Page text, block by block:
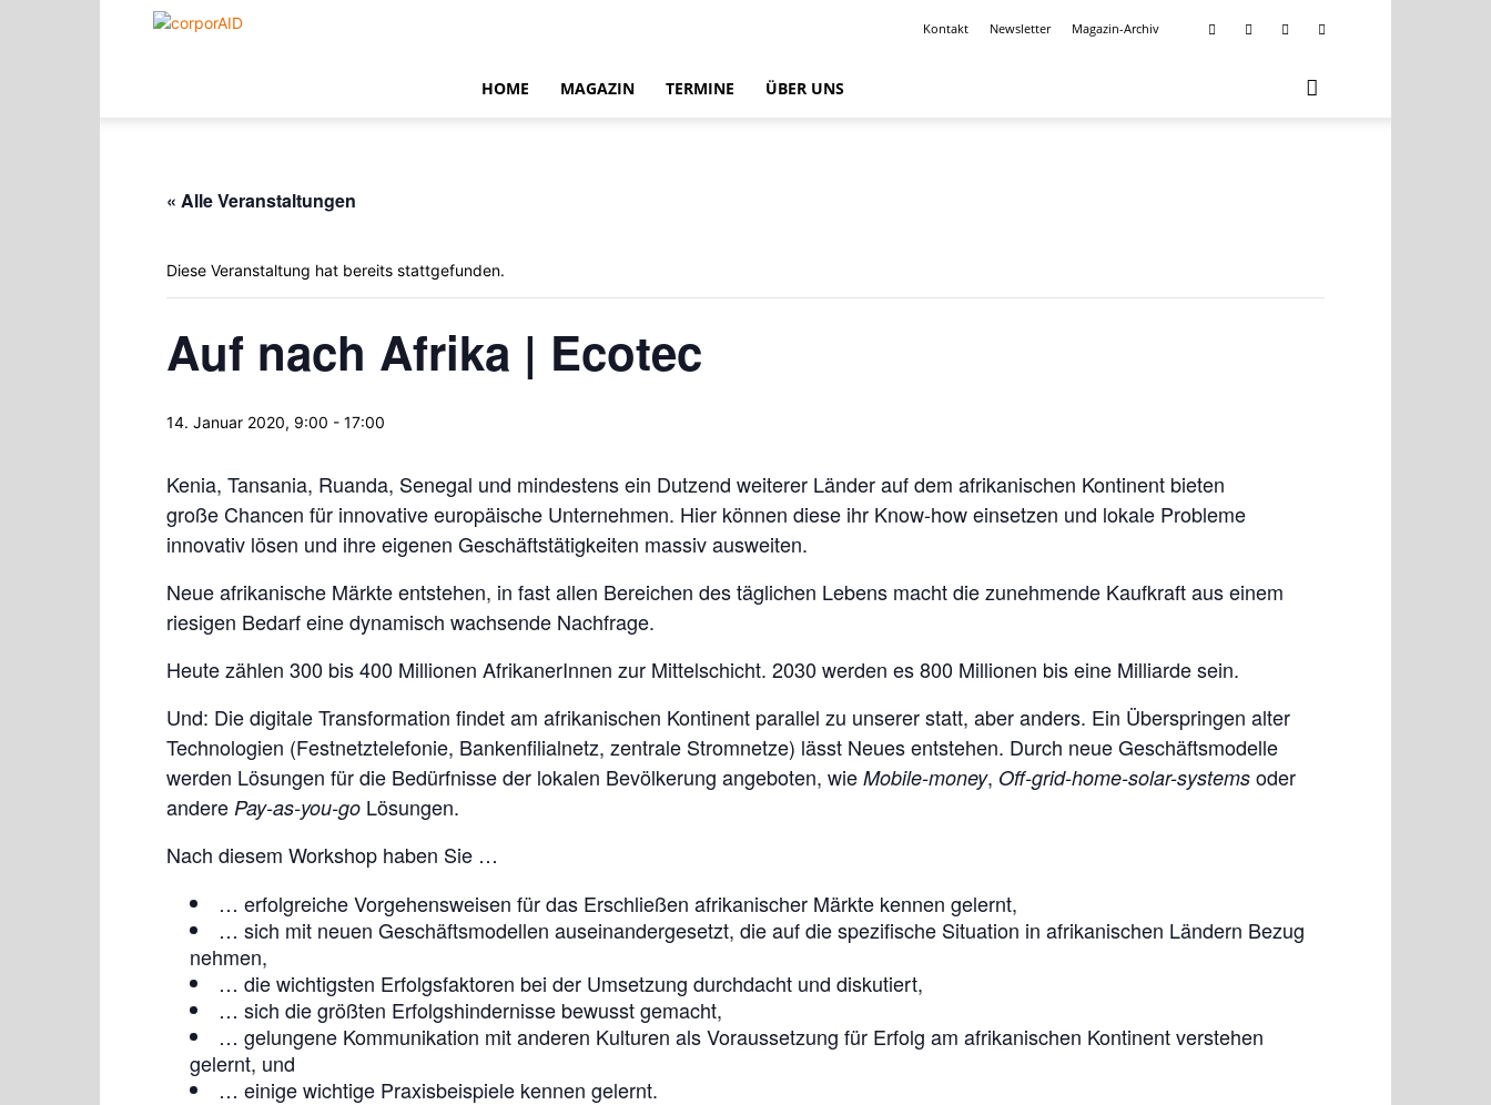
corporAID
Kontakt Newsletter Magazin-Archiv
HOME MAGAZIN TERMINE ÜBER UNS
« Alle Veranstaltungen
Diese Veranstaltung hat bereits stattgefunden.
Auf nach Afrika | Ecotec
14. Januar 2020, 9:00 - 17:00
Kenia, Tansania, Ruanda, Senegal und mindestens ein Dutzend weiterer Länder auf dem afrikanischen Kontinent bieten
große Chancen für innovative europäische Unternehmen. Hier können diese ihr Know-how einsetzen und lokale Probleme
innovativ lösen und ihre eigenen Geschäftstätigkeiten massiv ausweiten.
Neue afrikanische Märkte entstehen, in fast allen Bereichen des täglichen Lebens macht die zunehmende Kaufkraft aus einem
riesigen Bedarf eine dynamisch wachsende Nachfrage.
Heute zählen 300 bis 400 Millionen AfrikanerInnen zur Mittelschicht. 2030 werden es 800 Millionen bis eine Milliarde sein.
Und: Die digitale Transformation findet am afrikanischen Kontinent parallel zu unserer statt, aber anders. Ein Überspringen alter
Technologien (Festnetztelefonie, Bankenfilialnetz, zentrale Stromnetze) lässt Neues entstehen. Durch neue Geschäftsmodelle
werden Lösungen für die Bedürfnisse der lokalen Bevölkerung angeboten, wie Mobile-money, Off-grid-home-solar-systems oder
andere Pay-as-you-go Lösungen.
Nach diesem Workshop haben Sie …
… erfolgreiche Vorgehensweisen für das Erschließen afrikanischer Märkte kennen gelernt,
… sich mit neuen Geschäftsmodellen auseinandergesetzt, die auf die spezifische Situation in afrikanischen Ländern Bezug
nehmen,
… die wichtigsten Erfolgsfaktoren bei der Umsetzung durchdacht und diskutiert,
… sich die größten Erfolgshindernisse bewusst gemacht,
… gelungene Kommunikation mit anderen Kulturen als Voraussetzung für Erfolg am afrikanischen Kontinent verstehen
gelernt, und
… einige wichtige Praxisbeispiele kennen gelernt.